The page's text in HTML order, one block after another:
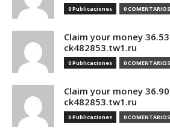
0 Publicaciones 0 COMENTARIOS
Claim your money
ck482853.tw1.ru
0 Publicaciones 0 COMENTARIOS
Claim your money
ck482853.tw1.ru
0 Publicaciones 0 COMENTARIOS